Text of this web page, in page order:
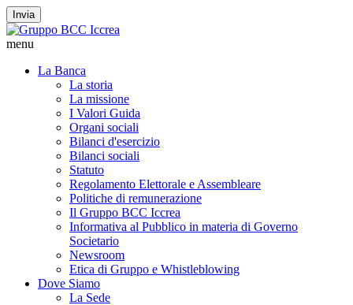
Invia
menu
La Banca
La storia
La missione
I Valori Guida
Organi sociali
Bilanci d'esercizio
Bilanci sociali
Statuto
Regolamento Elettorale e Assembleare
Politiche di remunerazione
Il Gruppo BCC Iccrea
Informativa al Pubblico in materia di Governo
Societario
Newsroom
Etica di Gruppo e Whistleblowing
Dove Siamo
La Sede